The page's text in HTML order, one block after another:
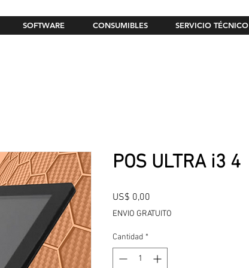
SOFTWARE CONSUMIBLES SERVICIO TÉCNICO
POS ULTRA i3 4
US$ 0,00
ENVIO GRATUITO
Cantidad *